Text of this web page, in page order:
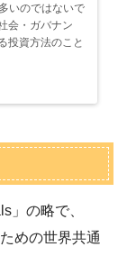
いのではないで
会・ガバナン
投資方法のこと
」の略で、
めの世界共通